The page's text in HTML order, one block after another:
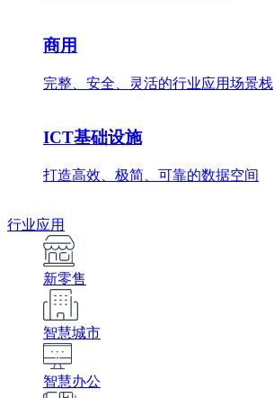
商用
完整、安全、灵活的行业应用场景栈
ICT基础设施
打造高效、极简、可靠的数据空间
行业应用
新零售
智慧城市
智慧办公